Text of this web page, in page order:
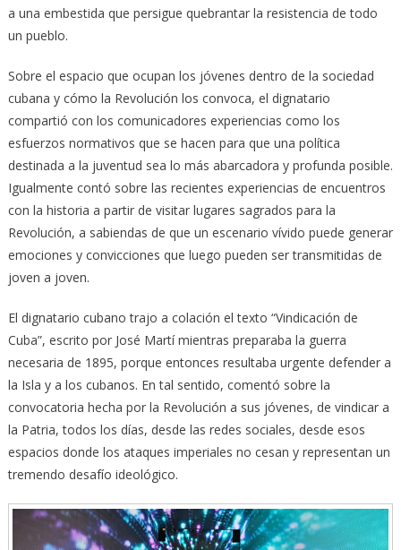
a una embestida que persigue quebrantar la resistencia de todo
un pueblo.
Sobre el espacio que ocupan los jóvenes dentro de la sociedad
cubana y cómo la Revolución los convoca, el dignatario
compartió con los comunicadores experiencias como los
esfuerzos normativos que se hacen para que una política
destinada a la juventud sea lo más abarcadora y profunda posible.
Igualmente contó sobre las recientes experiencias de encuentros
con la historia a partir de visitar lugares sagrados para la
Revolución, a sabiendas de que un escenario vívido puede generar
emociones y convicciones que luego pueden ser transmitidas de
joven a joven.
El dignatario cubano trajo a colación el texto “Vindicación de
Cuba”, escrito por José Martí mientras preparaba la guerra
necesaria de 1895, porque entonces resultaba urgente defender a
la Isla y a los cubanos. En tal sentido, comentó sobre la
convocatoria hecha por la Revolución a sus jóvenes, de vindicar a
la Patria, todos los días, desde las redes sociales, desde esos
espacios donde los ataques imperiales no cesan y representan un
tremendo desafío ideológico.